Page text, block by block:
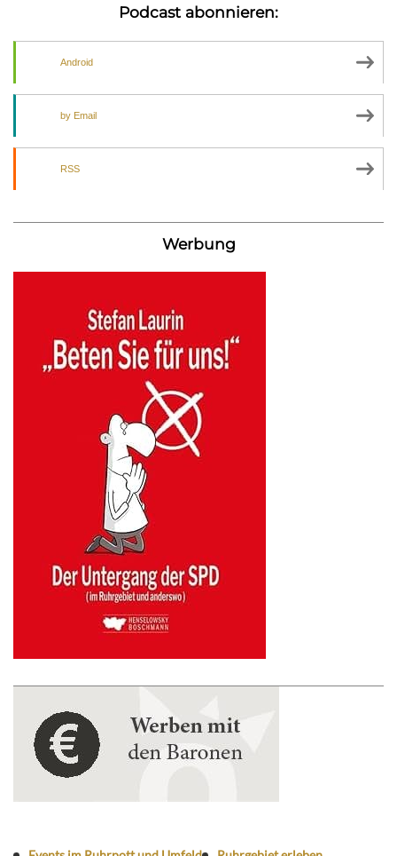
Podcast abonnieren:
Android
by Email
RSS
Werbung